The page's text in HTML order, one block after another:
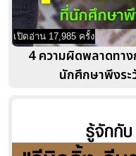
เปิดอ่าน 17,985 ครั้ง
4 ความผิดพลาดทาง
นักศึกษาพึงระ